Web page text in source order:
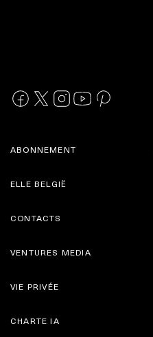
ABONNEMENT
ELLE BELGIË
CONTACTS
VENTURES MEDIA
VIE PRIVÉE
CHARTE IA